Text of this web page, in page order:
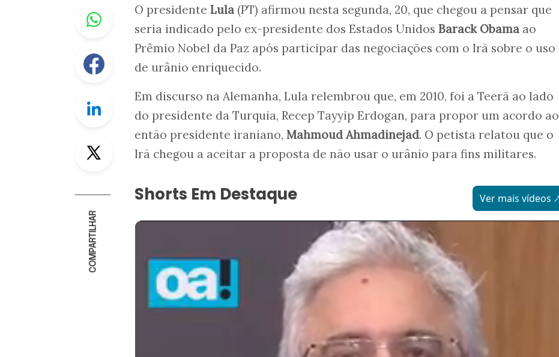
Whastapp
Facebook
Linkedin
Twitter
COMPARTILHAR
O presidente Lula (PT) afirmou nesta segunda, 20, que chegou a pensar que
seria indicado pelo ex-presidente dos Estados Unidos Barack Obama ao
Prêmio Nobel da Paz após participar das negociações com o Irã sobre o uso
de urânio enriquecido.
Em discurso na Alemanha, Lula relembrou que, em 2010, foi a Teerã ao lado
do presidente da Turquia, Recep Tayyip Erdogan, para propor um acordo ao
então presidente iraniano, Mahmoud Ahmadinejad. O petista relatou que o
Irã chegou a aceitar a proposta de não usar o urânio para fins militares.
Shorts Em Destaque Ver mais vídeos